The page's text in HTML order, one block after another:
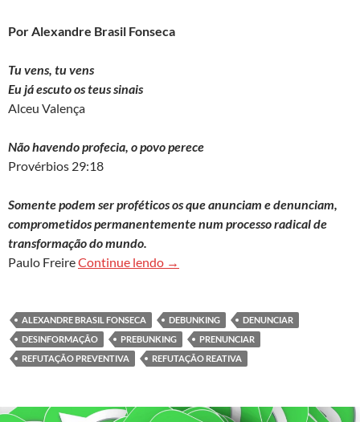
Por Alexandre Brasil Fonseca
Tu vens, tu vens
Eu já escuto os teus sinais
Alceu Valença
Não havendo profecia, o povo perece
Provérbios 29:18
Somente podem ser proféticos os que anunciam e denunciam,
comprometidos permanentemente num processo radical de
transformação do mundo.
Paulo FreireContinue lendo Desinformação nas ciências e nas
→
ALEXANDRE BRASIL FONSECA DEBUNKING
DENUNCIAR
DESINFORMAÇÃO
PREBUNKING
PRENUNCIAR
REFUTAÇÃO PREVENTIVA
REFUTAÇÃO REATIVA